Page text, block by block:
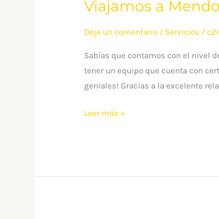
Viajamos a
Deja un comentario / Servicios /
Sabías que contamos con el nivel
tener un equipo que cuenta con
geniales! Gracias a la excelente
Leer más »